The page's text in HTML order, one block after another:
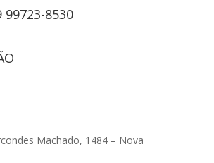
99723-8530
Machado, 1484 – Nova